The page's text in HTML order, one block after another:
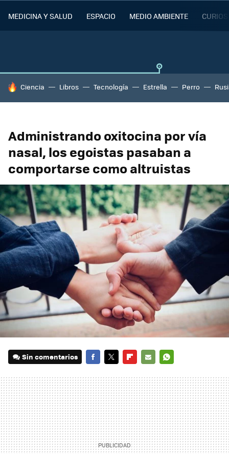
MEDICINA Y SALUD ESPACIO MEDIO AMBIENTE
HOY SE HABLA DE
Ciencia Libros Tecnología Estrella Perro
Administrando oxitocina por vía
nasal, los egoistas pasaban a
comportarse como altruistas
Sin comentarios
MAIL